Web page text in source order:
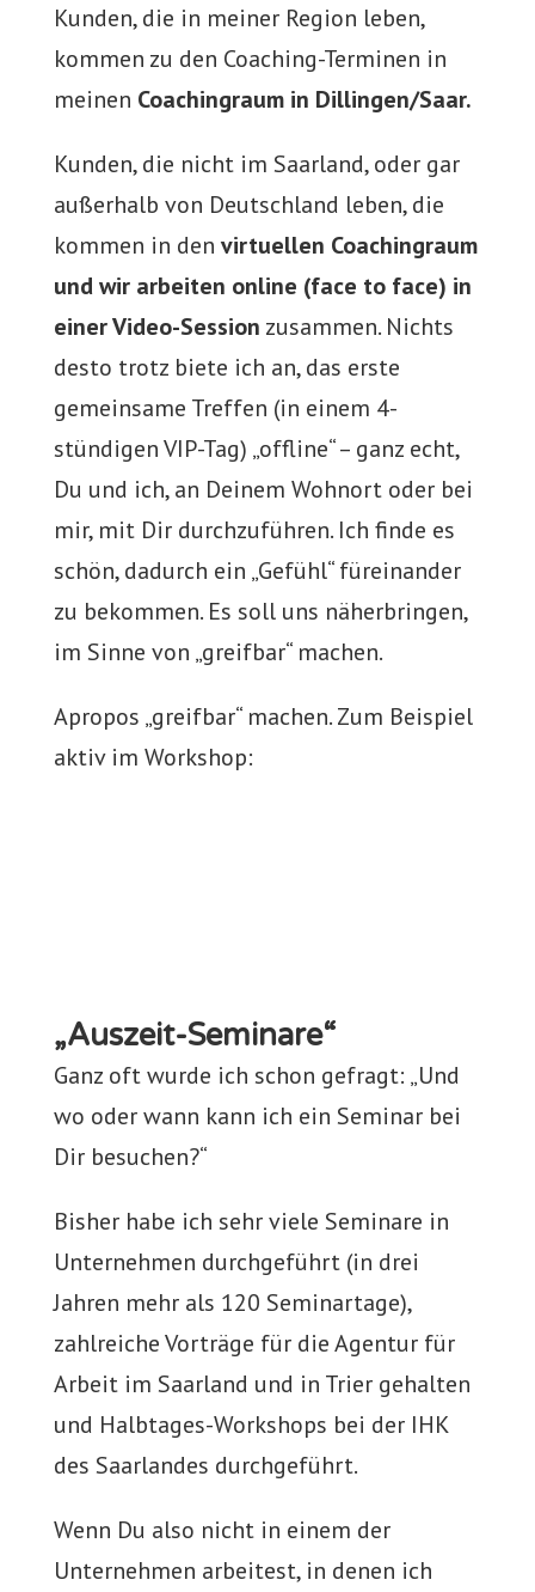
Kunden, die in meiner Region leben,
kommen zu den Coaching-Terminen in
meinen Coachingraum in Dillingen/Saar.
Kunden, die nicht im Saarland, oder gar
außerhalb von Deutschland leben, die
kommen in den virtuellen Coachingraum
und wir arbeiten online (face to face) in
einer Video-Session zusammen. Nichts
desto trotz biete ich an, das erste
gemeinsame Treffen (in einem 4-
stündigen VIP-Tag) „offline“ – ganz echt,
Du und ich, an Deinem Wohnort oder bei
mir, mit Dir durchzuführen. Ich finde es
schön, dadurch ein „Gefühl“ füreinander
zu bekommen. Es soll uns näherbringen,
im Sinne von „greifbar“ machen.
Apropos „greifbar“ machen. Zum Beispiel
aktiv im Workshop:
„Auszeit-Seminare“
Ganz oft wurde ich schon gefragt: „Und
wo oder wann kann ich ein Seminar bei
Dir besuchen?“
Bisher habe ich sehr viele Seminare in
Unternehmen durchgeführt (in drei
Jahren mehr als 120 Seminartage),
zahlreiche Vorträge für die Agentur für
Arbeit im Saarland und in Trier gehalten
und Halbtages-Workshops bei der IHK
des Saarlandes durchgeführt.
Wenn Du also nicht in einem der
Unternehmen arbeitest, in denen ich